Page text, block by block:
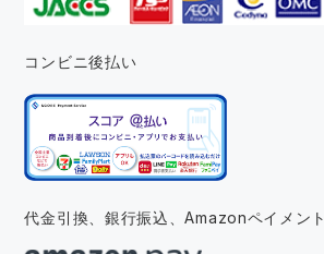
コンビニ後払い
代金引換、銀行振込、Amazonペイメント